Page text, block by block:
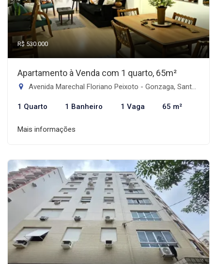
R$ 530.000
Apartamento à Venda com 1 quarto, 65m²
Avenida Marechal Floriano Peixoto - Gonzaga, Santos-SP
1 Quarto 1 Banheiro 1 Vaga 65 m²
Mais informações